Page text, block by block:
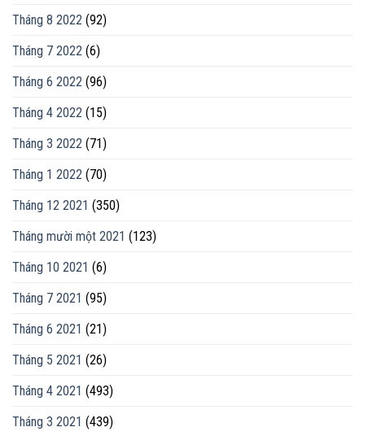
Tháng 8 2022 (92)
Tháng 7 2022 (6)
Tháng 6 2022 (96)
Tháng 4 2022 (15)
Tháng 3 2022 (71)
Tháng 1 2022 (70)
Tháng 12 2021 (350)
Tháng mười một 2021 (123)
Tháng 10 2021 (6)
Tháng 7 2021 (95)
Tháng 6 2021 (21)
Tháng 5 2021 (26)
Tháng 4 2021 (493)
Tháng 3 2021 (439)